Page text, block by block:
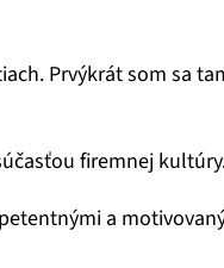
Prvýkrát som sa
firemnej
a